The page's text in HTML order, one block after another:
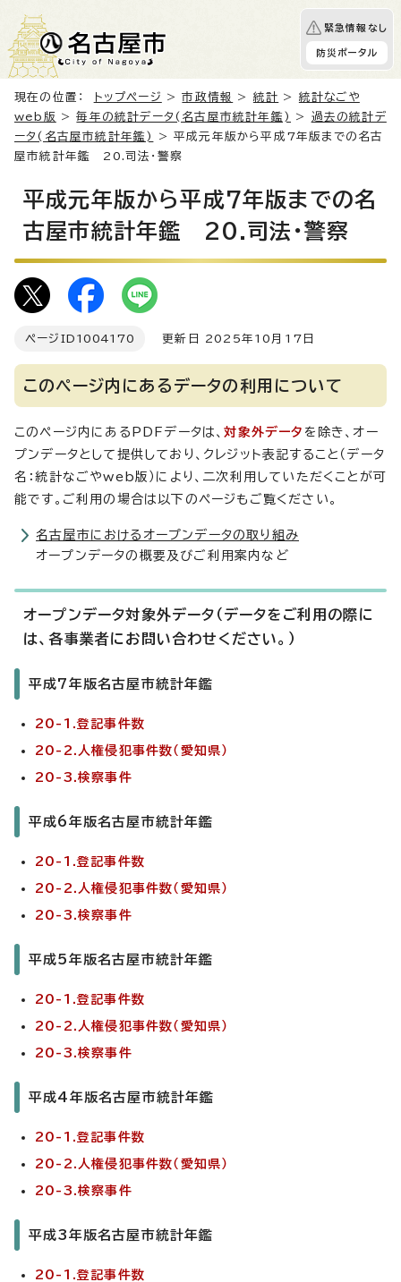
緊急情報なし
防災ポータル
現在の位置： トップページ >市政情報 > 統計 > 統計なごや
web版 >毎年の統計データ(名古屋市統計年鑑) > 過去の統計デ
ータ(名古屋市統計年鑑)
> 平成元年版から平成7年版までの名古
屋市統計年鑑 20.司法・警察
平成元年版から平成7年版までの名
古屋市統計年鑑 20.司法・警察
ページID 1004170 更新日 2025年10月17日
このページ内にあるデータの利用について
このページ内にあるPDFデータは、対象外データ を除き、オー
プンデータとして提供しており、クレジット表記すること（データ
名：統計なごやweb版）により、二次利用していただくことが可
能です。ご利用の場合は以下のページもご覧ください。
名古屋市におけるオープンデータの取り組み
オープンデータの概要及びご利用案内など
オープンデータ対象外データ（データをご利用の際に
は、各事業者にお問い合わせください。）
平成7年版名古屋市統計年鑑
20-1.登記事件数
20-2.人権侵犯事件数（愛知県）
20-3.検察事件
平成6年版名古屋市統計年鑑
20-1.登記事件数
20-2.人権侵犯事件数（愛知県）
20-3.検察事件
平成5年版名古屋市統計年鑑
20-1.登記事件数
20-2.人権侵犯事件数（愛知県）
20-3.検察事件
平成4年版名古屋市統計年鑑
20-1.登記事件数
20-2.人権侵犯事件数（愛知県）
20-3.検察事件
平成3年版名古屋市統計年鑑
20-1.登記事件数